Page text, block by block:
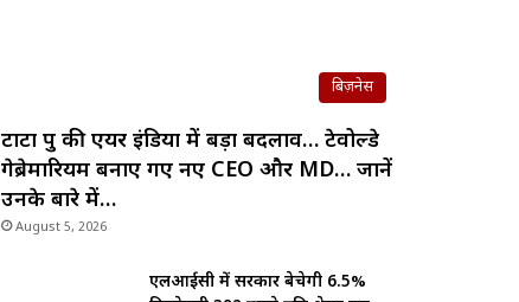
बिज़नेस
टाटा ग्रुप की एयर इंडिया में बड़ा बदलाव… टेवोल्डे
गेब्रेमारियम बनाए गए नए CEO और MD… जानें
उनके बारे में…
August 5, 2026
एलआईसी में सरकार बेचेगी 6.5%